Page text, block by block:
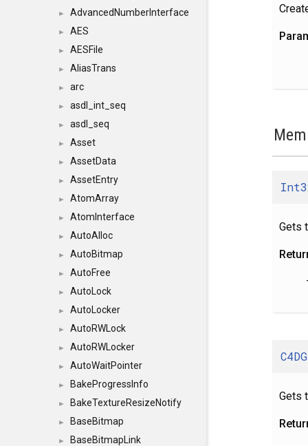
► AdvancedNumberInterface
► AES
► AESFile
► AliasTrans
► arc
► asdl_int_seq
► asdl_seq
► Asset
► AssetData
► AssetEntry
► AtomArray
► AtomInterface
► AutoAlloc
► AutoBitmap
► AutoFree
► AutoLock
► AutoLocker
► AutoRWLock
► AutoRWLocker
► AutoWaitPointer
► BakeProgressInfo
► BakeTextureResizeNotify
► BaseBitmap
► BaseBitmapLink
Gets
Gets